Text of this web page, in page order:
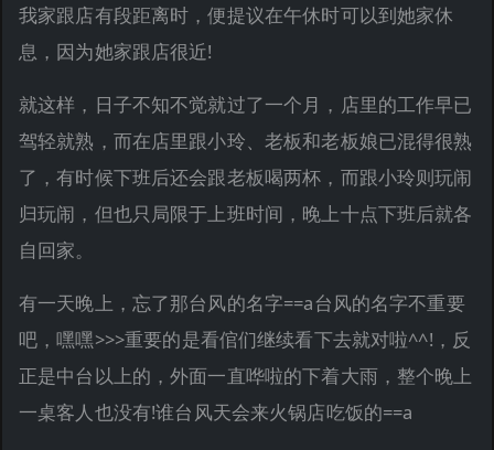
我家跟店有段距离时，便提议在午休时可以到她家休
息，因为她家跟店很近!
就这样，日子不知不觉就过了一个月，店里的工作早已
驾轻就熟，而在店里跟小玲、老板和老板娘已混得很熟
了，有时候下班后还会跟老板喝两杯，而跟小玲则玩闹
归玩闹，但也只局限于上班时间，晚上十点下班后就各
自回家。
有一天晚上，忘了那台风的名字==a台风的名字不重要
吧，嘿嘿>>>重要的是看倌们继续看下去就对啦^^!，反
正是中台以上的，外面一直哗啦的下着大雨，整个晚上
一桌客人也没有!谁台风天会来火锅店吃饭的==a